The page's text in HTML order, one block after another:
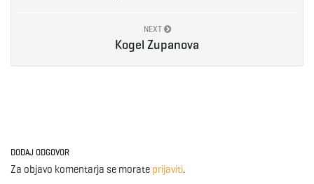
NEXT
Kogel Zupanova
DODAJ ODGOVOR
Za objavo komentarja se morate prijaviti.